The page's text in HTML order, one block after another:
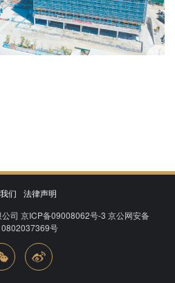
们
法律声明
司 京ICP备09008062号-3 京公网安备
号